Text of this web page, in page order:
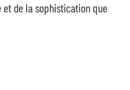
et de la sophistication que